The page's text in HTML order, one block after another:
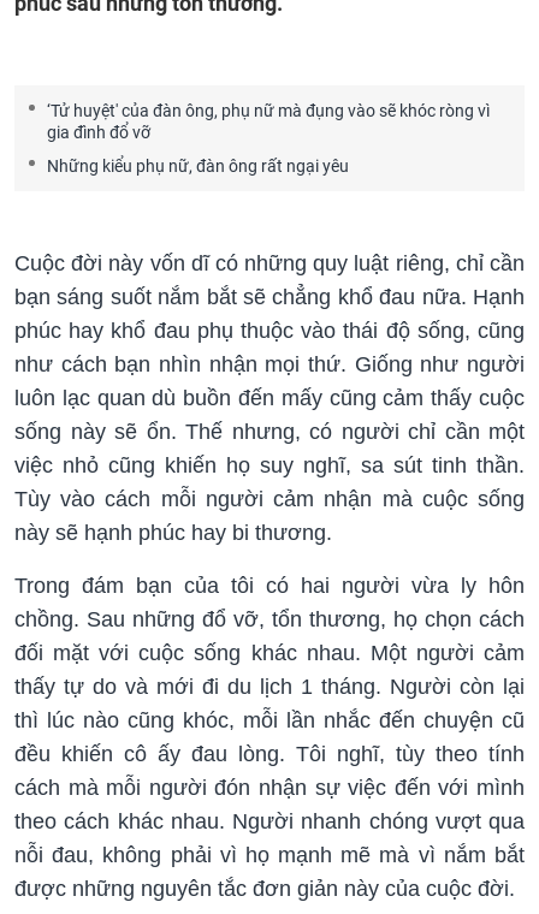
‘Tử huyệt' của đàn ông, phụ nữ mà đụng vào sẽ khóc ròng vì
gia đình đổ vỡ
Những kiểu phụ nữ, đàn ông rất ngại yêu
Cuộc đời này vốn dĩ có những quy luật riêng, chỉ cần
bạn sáng suốt nắm bắt sẽ chẳng khổ đau nữa. Hạnh
phúc hay khổ đau phụ thuộc vào thái độ sống, cũng
như cách bạn nhìn nhận mọi thứ. Giống như người
luôn lạc quan dù buồn đến mấy cũng cảm thấy cuộc
sống này sẽ ổn. Thế nhưng, có người chỉ cần một
việc nhỏ cũng khiến họ suy nghĩ, sa sút tinh thần.
Tùy vào cách mỗi người cảm nhận mà cuộc sống
này sẽ hạnh phúc hay bi thương.
Trong đám bạn của tôi có hai người vừa ly hôn
chồng. Sau những đổ vỡ, tổn thương, họ chọn cách
đối mặt với cuộc sống khác nhau. Một người cảm
thấy tự do và mới đi du lịch 1 tháng. Người còn lại
thì lúc nào cũng khóc, mỗi lần nhắc đến chuyện cũ
đều khiến cô ấy đau lòng. Tôi nghĩ, tùy theo tính
cách mà mỗi người đón nhận sự việc đến với mình
theo cách khác nhau. Người nhanh chóng vượt qua
nỗi đau, không phải vì họ mạnh mẽ mà vì nắm bắt
được những nguyên tắc đơn giản này của cuộc đời.